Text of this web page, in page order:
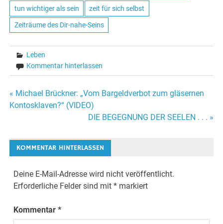
tun wichtiger als sein zeit für sich selbst
Zeiträume des Dir-nahe-Seins
Leben
Kommentar hinterlassen
Beitrags-
« Michael Brückner: „Vom Bargeldverbot zum gläsernen
Kontosklaven?“ (VIDEO)
DIE BEGEGNUNG DER SEELEN . . . »
KOMMENTAR HINTERLASSEN
Deine E-Mail-Adresse wird nicht veröffentlicht.
Erforderliche Felder sind mit* markiert
Kommentar*